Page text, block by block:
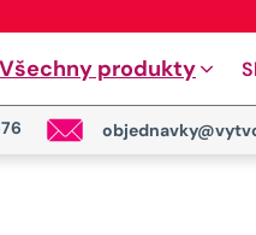
Všechny produkty